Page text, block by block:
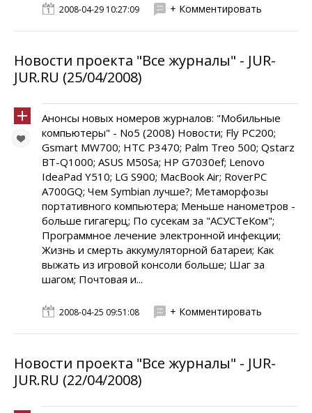
2008-04-29 10:27:09 + Комментировать
Новости проекта "Все журналы" - JUR-
JUR.RU (25/04/2008)
Анонсы новых номеров журналов: "Мобильные
компьютеры" - No5 (2008) Новости; Fly PC200;
Gsmart MW700; HTC P3470; Palm Treo 500; Qstarz
BT-Q1000; ASUS M50Sa; HP G7030ef; Lenovo
IdeaPad Y510; LG S900; MacBook Air; RoverPC
A700GQ; Чем Symbian лучше?; Метаморфозы
портативного компьютера; Меньше нанометров -
больше гигагерц; По сусекам за "АСУСТеКом";
Программное лечение электронной инфекции;
Жизнь и смерть аккумуляторной батареи; Как
выжать из игровой консоли больше; Шаг за
шагом; Почтовая и...
2008-04-25 09:51:08 + Комментировать
Новости проекта "Все журналы" - JUR-
JUR.RU (22/04/2008)